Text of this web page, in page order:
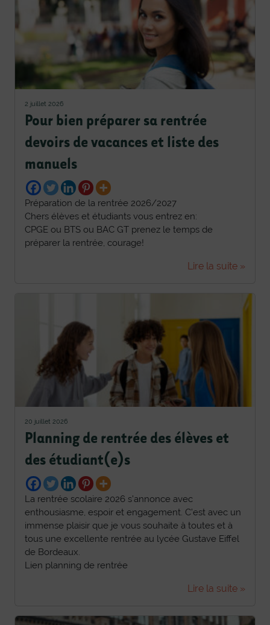
2 juillet 2026
Pour bien préparer sa rentrée
devoirs de vacances et liste des
manuels
Préparation de la rentrée 2026/2027
Chers élèves et étudiants vous entrez en:
CPGE ou BTS ou BAC GT prenez le temps de
préparer la rentrée, courage!
Lire la suite »
20 juillet 2026
Planning de rentrée des élèves et
des étudiant(e)s
La rentrée scolaire 2026 s’annonce avec
enthousiasme, espoir et engagement. C’est avec un
immense plaisir que je vous souhaite à toutes et à
tous une excellente rentrée au lycée Gustave Eiffel
de Bordeaux.
Lien planning de rentrée
Lire la suite »